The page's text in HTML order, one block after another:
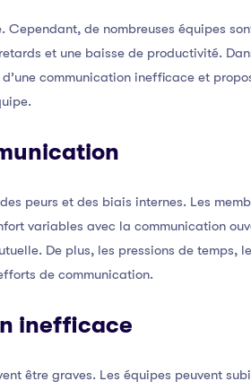
de nombreuses équipes
et une baisse de productivité.
communication inefficace et
peurs et des biais internes. Les
variables avec la communication
De plus, les pressions de temps,
de communication.
inefficace
être graves. Les équipes peuvent